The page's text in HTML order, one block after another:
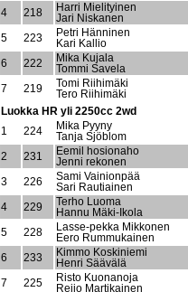
4
218
Harri Mielityinen
Jari Niskanen
5
223
Petri Hänninen
Kari Kallio
6
222
Mika Kujala
Tommi Savela
7
219
Tomi Riihimäki
Tero Riihimäki
Luokka HR yli 2250cc 2wd
1
224
Mika Pyyny
Tanja Sjöblom
2
231
Eemil hosionaho
Jenni rekonen
3
226
Sami Vainionpää
Sari Rautiainen
4
229
Terho Luoma
Hannu Mäki-Ikola
5
228
Lasse-pekka Mikkonen
Eero Rummukainen
6
233
Kimmo Koskiniemi
Henri Säävälä
7
225
Risto Kuonanoja
Reijo Martikainen